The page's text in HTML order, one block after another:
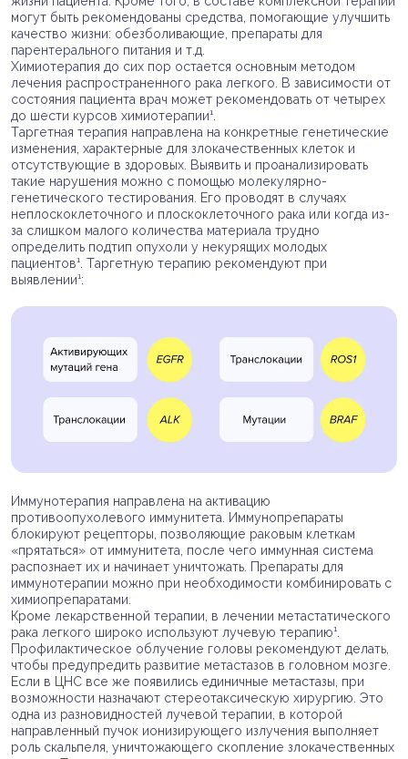
могут быть рекомендованы средства, помогающие улучшить
качество жизни: обезболивающие, препараты для
парентерального питания и т.д.
Химиотерапия до сих пор остается основным методом
лечения распространенного рака легкого. В зависимости от
состояния пациента врач может рекомендовать от четырех
до шести курсов химиотерапии¹.
Таргетная терапия направлена на конкретные генетические
изменения, характерные для злокачественных клеток и
отсутствующие в здоровых. Выявить и проанализировать
такие нарушения можно с помощью молекулярно-
генетического тестирования. Его проводят в случаях
неплоскоклеточного и плоскоклеточного рака или когда из-
за слишком малого количества материала трудно
определить подтип опухоли у некурящих молодых
пациентов¹. Таргетную терапию рекомендуют при
выявлении¹:
Иммунотерапия направлена на активацию
противоопухолевого иммунитета. Иммунопрепараты
блокируют рецепторы, позволяющие раковым клеткам
«прятаться» от иммунитета, после чего иммунная система
распознает их и начинает уничтожать. Препараты для
иммунотерапии можно при необходимости комбинировать с
химиопрепаратами.
Кроме лекарственной терапии, в лечении метастатического
рака легкого широко используют лучевую терапию¹.
Профилактическое облучение головы рекомендуют делать,
чтобы предупредить развитие метастазов в головном мозге.
Если в ЦНС все же появились единичные метастазы, при
возможности назначают стереотаксическую хирургию. Это
одна из разновидностей лучевой терапии, в которой
направленный пучок ионизирующего излучения выполняет
роль скальпеля, уничтожающего скопление злокачественных